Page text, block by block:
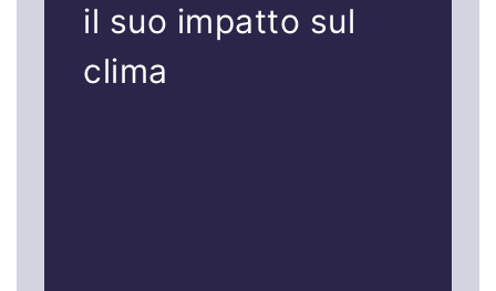
il suo impatto sul
clima